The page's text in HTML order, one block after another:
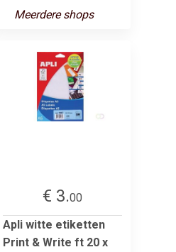
Meerdere shops
€ 3.00
Apli witte etiketten
Print & Write ft 20 x